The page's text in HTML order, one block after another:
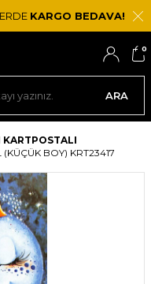
KARGO BEDAVA!
ARA
0
KARTPOSTALI
BOY) KRT23417